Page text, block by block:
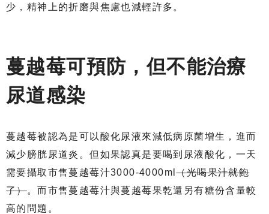
少，精神上的折磨與焦慮也減輕許多。
蔓越莓可預防，但不能治療
尿道感染
蔓越莓被認為是可以酸化尿液來減低病原菌增生，進而
減少膀胱尿道炎。但如果認真是要喝到尿液酸化，一天
需要攝取市售蔓越莓汁3000-4000ml（光喝果汁就飽
了）。而市售蔓越莓汁與蔓越莓果乾還另有糖份含量較
高的問題。